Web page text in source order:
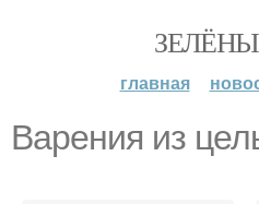
главная
Варения из